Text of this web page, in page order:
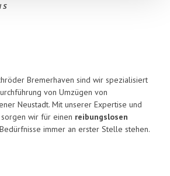
Bremerhaven sind wir spezialisiert
von Umzügen von
Neustadt. Mit unserer Expertise und
wir für einen reibungslosen
immer an erster Stelle stehen.